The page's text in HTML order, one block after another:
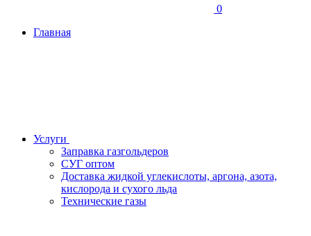
0
Главная
Услуги
Заправка газгольдеров
СУГ оптом
Доставка жидкой углекислоты, аргона, азота,
кислорода и сухого льда
Технические газы